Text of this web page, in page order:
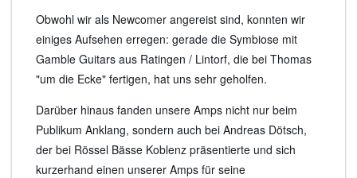
Obwohl wir als Newcomer angereist sind, konnten wir
einiges Aufsehen erregen: gerade die Symbiose mit
Gamble Guitars aus Ratingen / Lintorf, die bei Thomas
"um die Ecke" fertigen, hat uns sehr geholfen.
Darüber hinaus fanden unsere Amps nicht nur beim
Publikum Anklang, sondern auch bei Andreas Dötsch,
der bei Rössel Bässe Koblenz präsentierte und sich
kurzerhand einen unserer Amps für seine